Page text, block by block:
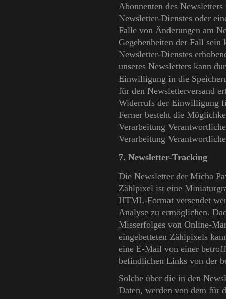
Abonnenten des
Newsletter-Dienstes oder
Falle von Änderungen am
Gegebenheiten der Fall
Newsletter-Dienstes
unseres Newsletters kann
Einwilligung in die
für den Newsletterversand
Widerrufs der Einwilligung
Ferner besteht die
Verarbeitung
Verarbeitung
7. Newsletter-Tracking
Die Newsletter der Micha
Zählpixel ist eine
HTML-Format versendet
Analyse zu ermöglichen.
Misserfolges von Online-
eingebetteten Zählpixels
eine E-Mail von einer
befindlichen Links von der
Solche über die in den
Daten, werden von dem für